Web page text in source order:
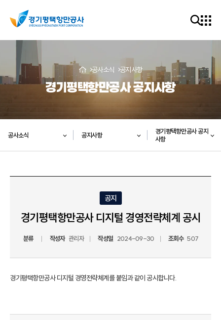
공사소식 공지사항
경기평택항만공사 공지사항
공사소식 공지사항
경기평택항만공사 공지
사항
공지
경기평택항만공사 디지털 경영전략체계 공시
분류 작성자 관리자 작성일 2024-09-30 조회수 507
경기평택항만공사 디지털 경영전략체계를 붙임과 같이 공시합니다.